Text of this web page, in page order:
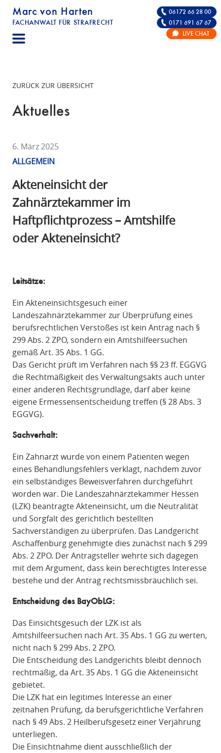
Marc von Harten
FACHANWALT FÜR STRAFRECHT
STRAFRECHT | RECHTSANWALT FÜR DIE
06172 66 28 00
0171 691 67 67
LIVE CHAT
ZURÜCK ZUR ÜBERSICHT
Aktuelles
6. März 2025
ALLGEMEIN
Akteneinsicht der
Zahnärztekammer im
Haftpflichtprozess – Amtshilfe
oder Akteneinsicht?
Leitsätze:
Ein Akteneinsichtsgesuch einer
Landeszahnärztekammer zur Überprüfung eines
berufsrechtlichen Verstoßes ist kein Antrag nach §
299 Abs. 2 ZPO, sondern ein Amtshilfeersuchen
gemäß Art. 35 Abs. 1 GG.
Das Gericht prüft im Verfahren nach §§ 23 ff. EGGVG
die Rechtmäßigkeit des Verwaltungsakts auch unter
einer anderen Rechtsgrundlage, darf aber keine
eigene Ermessensentscheidung treffen (§ 28 Abs. 3
EGGVG).
Sachverhalt:
Ein Zahnarzt wurde von einem Patienten wegen
eines Behandlungsfehlers verklagt, nachdem zuvor
ein selbständiges Beweisverfahren durchgeführt
worden war. Die Landeszahnärztekammer Hessen
(LZK) beantragte Akteneinsicht, um die Neutralität
und Sorgfalt des gerichtlich bestellten
Sachverständigen zu überprüfen. Das Landgericht
Aschaffenburg genehmigte dies zunächst nach § 299
Abs. 2 ZPO. Der Antragsteller wehrte sich dagegen
mit dem Argument, dass kein berechtigtes Interesse
bestehe und der Antrag rechtsmissbräuchlich sei.
Entscheidung des BayObLG:
Das Einsichtsgesuch der LZK ist als
Amtshilfeersuchen nach Art. 35 Abs. 1 GG zu werten,
nicht nach § 299 Abs. 2 ZPO.
Die Entscheidung des Landgerichts bleibt dennoch
rechtmäßig, da Art. 35 Abs. 1 GG die Akteneinsicht
gebietet.
Die LZK hat ein legitimes Interesse an einer
zeitnahen Prüfung, da berufsgerichtliche Verfahren
nach § 49 Abs. 2 Heilberufsgesetz einer Verjährung
unterliegen.
Die Einsichtnahme dient ausschließlich der